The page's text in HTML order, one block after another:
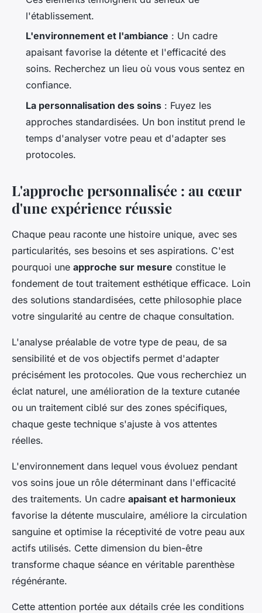
l'établissement.
L'environnement et l'ambiance : Un cadre
apaisant favorise la détente et l'efficacité des
soins. Recherchez un lieu où vous vous sentez en
confiance.
La personnalisation des soins : Fuyez les
approches standardisées. Un bon institut prend le
temps d'analyser votre peau et d'adapter ses
protocoles.
L'approche personnalisée : au cœur
d'une expérience réussie
Chaque peau raconte une histoire unique, avec ses
particularités, ses besoins et ses aspirations. C'est
pourquoi une approche sur mesure constitue le
fondement de tout traitement esthétique efficace. Loin
des solutions standardisées, cette philosophie place
votre singularité au centre de chaque consultation.
L'analyse préalable de votre type de peau, de sa
sensibilité et de vos objectifs permet d'adapter
précisément les protocoles. Que vous recherchiez un
éclat naturel, une amélioration de la texture cutanée
ou un traitement ciblé sur des zones spécifiques,
chaque geste technique s'ajuste à vos attentes
réelles.
L'environnement dans lequel vous évoluez pendant
vos soins joue un rôle déterminant dans l'efficacité
des traitements. Un cadre apaisant et harmonieux
favorise la détente musculaire, améliore la circulation
sanguine et optimise la réceptivité de votre peau aux
actifs utilisés. Cette dimension du bien-être
transforme chaque séance en véritable parenthèse
régénérante.
Cette attention portée aux détails crée les conditions